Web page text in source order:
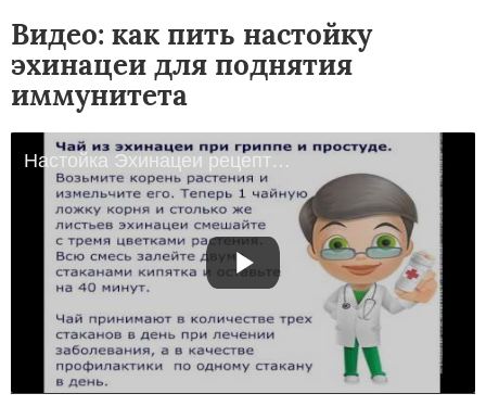
Видео: как пить настойку
эхинацеи для поднятия
иммунитета
Настойка Эхинацеи рецепты применения и инструкция по приготовлению